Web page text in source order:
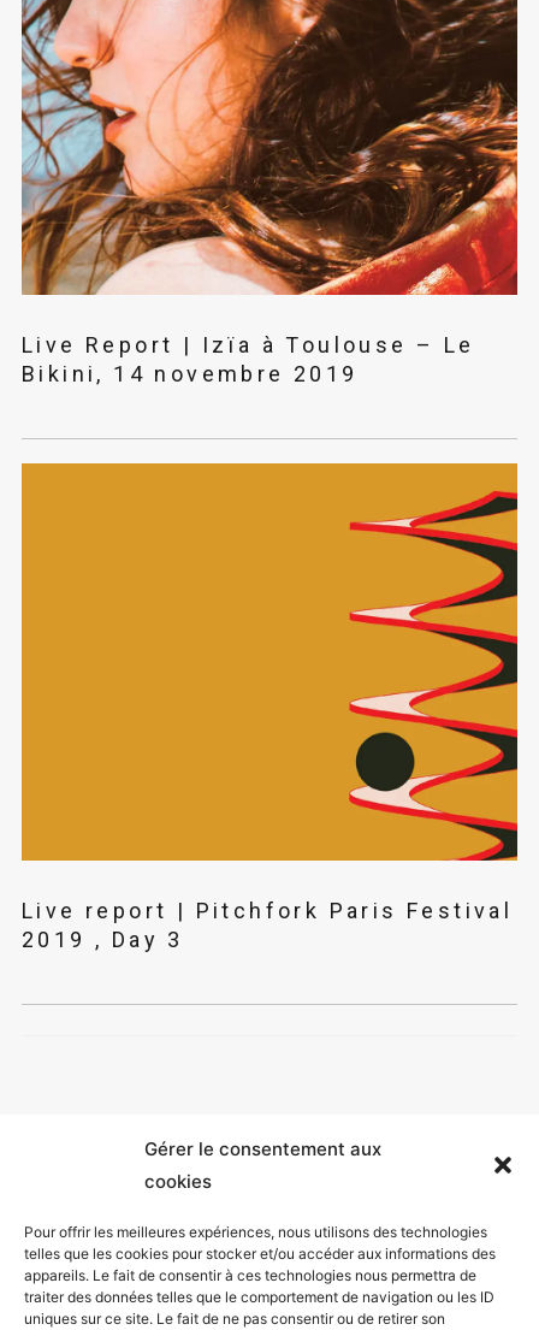
Gérer le consentement aux
cookies
Pour offrir les meilleures expériences, nous utilisons des technologies
telles que les cookies pour stocker et/ou accéder aux informations des
appareils. Le fait de consentir à ces technologies nous permettra de
traiter des données telles que le comportement de navigation ou les ID
uniques sur ce site. Le fait de ne pas consentir ou de retirer son
Live Report | Izïa à Toulouse – Le
Bikini, 14 novembre 2019
Live report | Pitchfork Paris Festival
2019 , Day 3
Mentions légales